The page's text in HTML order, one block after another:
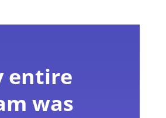
entire
was